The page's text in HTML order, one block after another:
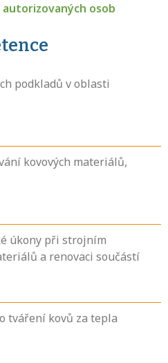
osob
podkladů v oblasti
kovových materiálů,
úkony při strojním
a renovaci součástí
tváření kovů za tepla